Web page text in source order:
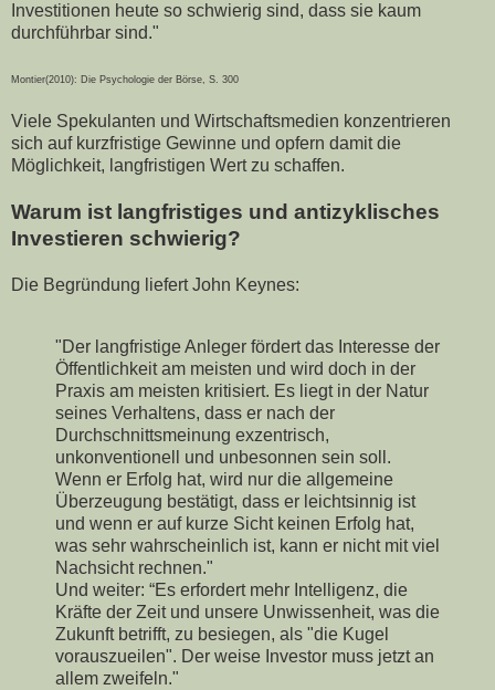
Investitionen heute so schwierig sind, dass sie kaum
durchführbar sind."
Montier(2010): Die Psychologie der Börse, S. 300
Viele Spekulanten und Wirtschaftsmedien konzentrieren
sich auf kurzfristige Gewinne und opfern damit die
Möglichkeit, langfristigen Wert zu schaffen.
Warum ist langfristiges und antizyklisches
Investieren schwierig?
Die Begründung liefert John Keynes:
"Der langfristige Anleger fördert das Interesse der
Öffentlichkeit am meisten und wird doch in der
Praxis am meisten kritisiert. Es liegt in der Natur
seines Verhaltens, dass er nach der
Durchschnittsmeinung exzentrisch,
unkonventionell und unbesonnen sein soll.
Wenn er Erfolg hat, wird nur die allgemeine
Überzeugung bestätigt, dass er leichtsinnig ist
und wenn er auf kurze Sicht keinen Erfolg hat,
was sehr wahrscheinlich ist, kann er nicht mit viel
Nachsicht rechnen."
Und weiter: “Es erfordert mehr Intelligenz, die
Kräfte der Zeit und unsere Unwissenheit, was die
Zukunft betrifft, zu besiegen, als "die Kugel
vorauszueilen". Der weise Investor muss jetzt an
allem zweifeln."